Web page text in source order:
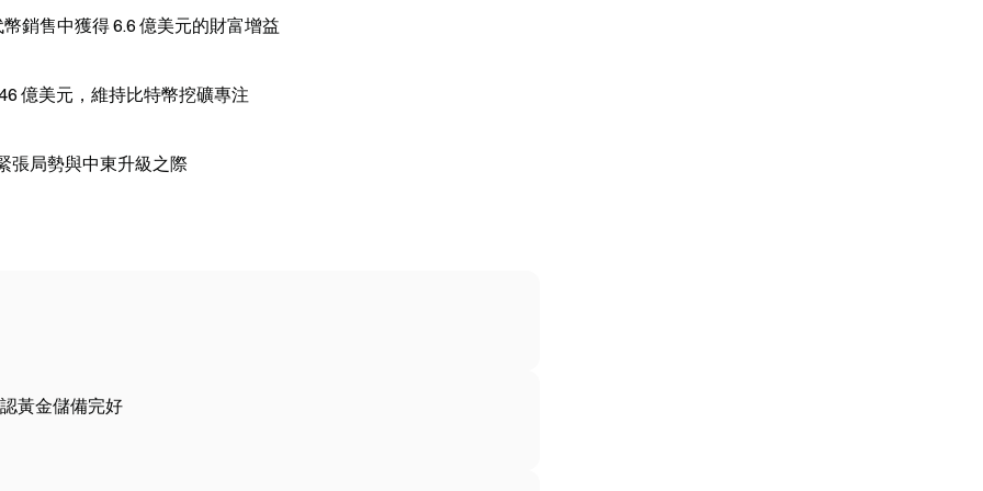
銷售中獲得 6.6 億美元的財富增益
億美元，維持比特幣挖礦專注
張局勢與中東升級之際
黃金儲備完好